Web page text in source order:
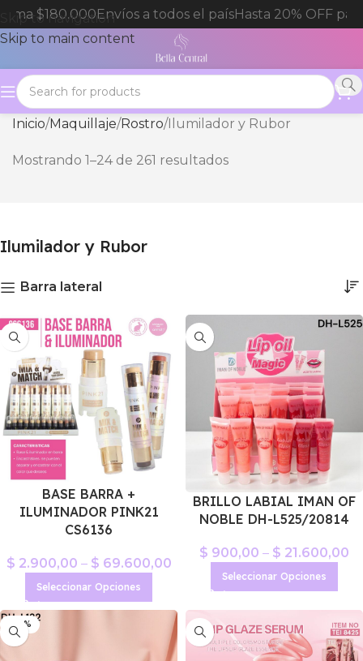
Skip to navigation
Skip to main content
$180.000Envíos a todos el paísHasta 20% OFF para
Inicio Maquillaje Rostro Ilumilador y Rubor
Mostrando 1–24 de 261 resultados
Ilumilador y Rubor
Barra lateral
BASE BARRA +
ILUMINADOR PINK21
CS6136
$ 2.900,00 – $ 69.600,00
Seleccionar Opciones
BRILLO LABIAL IMAN OF
NOBLE DH-L525/20814
$ 900,00 – $ 21.600,00
Seleccionar Opciones
-40%